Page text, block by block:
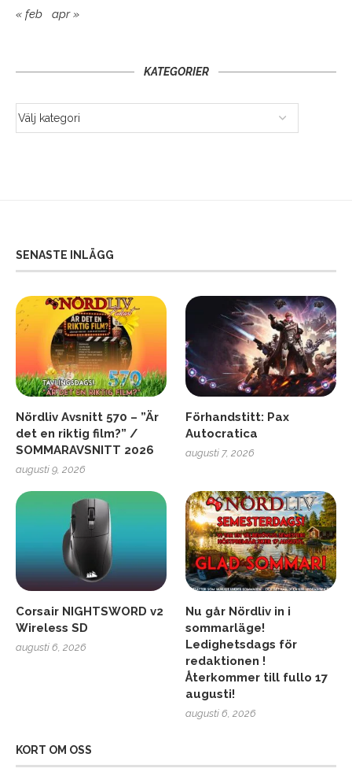
« feb apr »
KATEGORIER
SENASTE INLÄGG
Nördliv Avsnitt 570 – ”Är
det en riktig film?” /
SOMMARAVSNITT 2026
augusti 9, 2026
Förhandstitt: Pax
Autocratica
augusti 7, 2026
Corsair NIGHTSWORD v2
Wireless SD
augusti 6, 2026
Nu går Nördliv in i
sommarläge!
Ledighetsdags för
redaktionen !
Återkommer till fullo 17
augusti!
augusti 6, 2026
KORT OM OSS